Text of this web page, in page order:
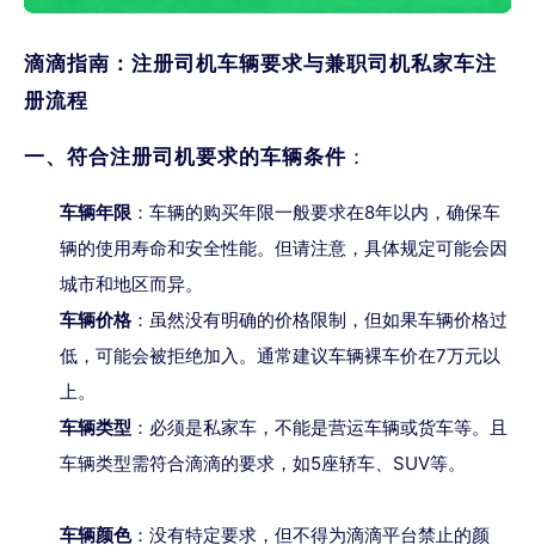
滴滴指南：注册司机车辆要求与兼职司机私家车注
册流程
一、符合注册司机要求的车辆条件 ：
车辆年限 ：车辆的购买年限一般要求在8年以内，确保车
辆的使用寿命和安全性能。但请注意，具体规定可能会因
城市和地区而异。
车辆价格：虽然没有明确的价格限制，但如果车辆价格过
低，可能会被拒绝加入。通常建议车辆裸车价在7万元以
上。
车辆类型 ：必须是私家车，不能是营运车辆或货车等。且
车辆类型需符合滴滴的要求，如5座轿车、SUV等。
车辆颜色：没有特定要求，但不得为滴滴平台禁止的颜